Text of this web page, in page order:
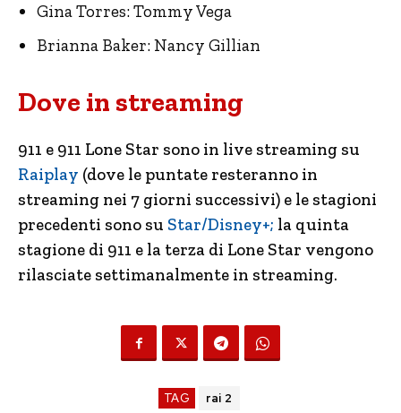
Gina Torres: Tommy Vega
Brianna Baker: Nancy Gillian
Dove in streaming
911 e 911 Lone Star sono in live streaming su
Raiplay (dove le puntate resteranno in
streaming nei 7 giorni successivi) e le stagioni
precedenti sono su Star/Disney+; la quinta
stagione di 911 e la terza di Lone Star vengono
rilasciate settimanalmente in streaming.
TAG rai 2